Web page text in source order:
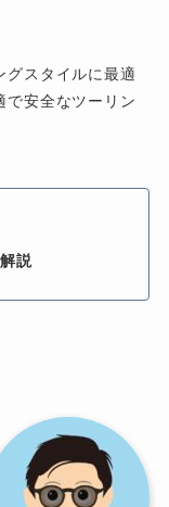
グスタイルに最適
で安全なツーリン
説